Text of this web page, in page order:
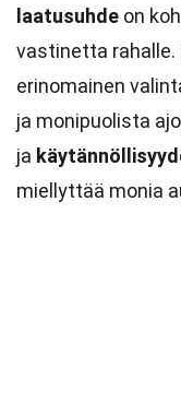
laatusuhde on
vastinetta rahalle.
erinomainen
ja monipuolista
ja
miellyttää monia